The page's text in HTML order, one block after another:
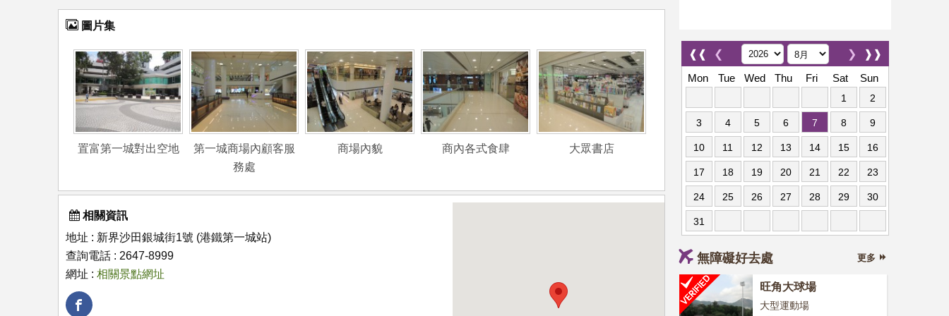
圖片集
置富第一城對出空地
第一城商場內顧客服
務處
商場內貌 商內各式食肆 大眾書店
相關資訊
地址 : 新界沙田銀城街1號 (港鐵第一城站)
查詢電話 : 2647-8999
網址 : 相關景點網址
❰❰ ❮ ❱❱
❯
Mon
Tue Wed Thu Fri Sat Sun
1 2
3 4 5 6 7 8 9
10 11 12 13 14 15 16
17 18 19 20 21 22 23
24 25 26 27 28 29 30
31
無障礙好去處 更多
旺角大球場
大型運動場